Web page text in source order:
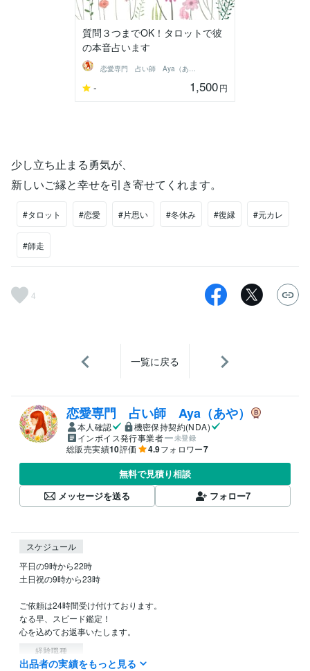
質問３つまでOK！タロットで彼
の本音占います
- 1,500円
少し立ち止まる勇気が、
新しいご縁と幸せを引き寄せてくれます。
#タロット #恋愛 #片思い #冬休み #復縁 #元カレ
#師走
4
一覧に戻る
恋愛専門 占い師 Aya（あや）
本人確認
機密保持契約(NDA)
インボイス発行事業者
未登録
総販売実績10評価 4.9フォロワー7
無料で見積り相談
メッセージを送る
フォロー7
スケジュール
平日の9時から22時
土日祝の9時から23時
ご依頼は24時間受け付けております。
なる早、スピード鑑定！
心を込めてお返事いたします。
経験職種
ライフスタイル・その他 / 占い師
出品者の実績をもっと見る